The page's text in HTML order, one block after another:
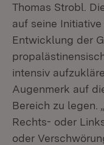
Thomas Strobl.
auf seine
Entwicklung der
intensiv
Augenmerk auf
Bereich zu legen.
Rechts- oder
oder